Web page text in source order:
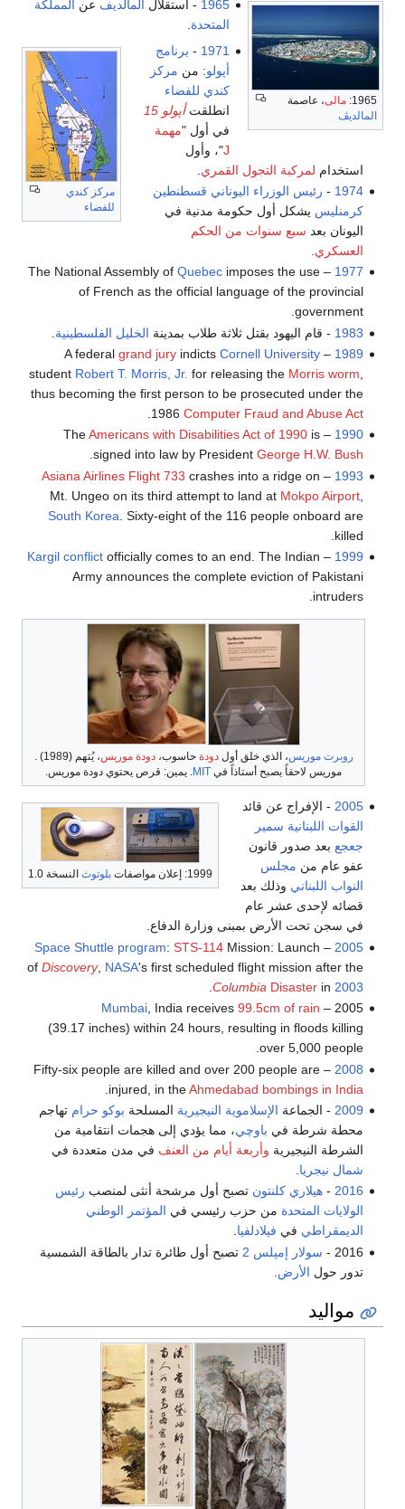
1965: مالى، عاصمة
المالديڤ
1965 - استقلال المالديف عن
المملكة
المتحدة
مركز كندي
للفضاء
1971
- برنامج
أپولو: من مركز
كندي للفضاء
انطلقتأپولو 15
في أول "مهمة
J"، وأول
استخدام لمركبة التجول القمري
1974
- رئيس الوزراء اليوناني قسطنطين
كرمنليس يشكل أول حكومة مدنية في
اليونان بعد سبع سنوات من الحكم
العسكري
1977
– The National Assembly of
Quebecimposes the use
of French as the official language of the provincial
government.
1983 - قام اليهود بقتل ثلاثة طلاب بمدينة الخليل الفلسطينية
1989
– A federal
grand juryindicts Cornell University
student Robert T. Morris, Jr. for releasing the Morris worm
thus becoming the first person to be prosecuted under the
1986 Computer Fraud and Abuse Act
1990
– The
Americans with Disabilities Act of 1990is
signed into law by President George H.W. Bush
.
1993
–
Asiana Airlines Flight 733 crashes into a ridge on
Mt. Ungeo on its third attempt to land at Mokpo Airport,
South Korea . Sixty-eight of the 116 people onboard are
killed.
1999
–
Kargil conflictofficially comes to an end. The Indian
Army announces the complete eviction of Pakistani
intruders.
روبرت موريس، الذي خلق أولدودة حاسوب،دودة موريس
، يُتهم (1989) .
موريس لاحقاً يصبح أستاذاً في MIT. يمين: قرص يحتوي دودة موريس.
1999: إعلان مواصفات بلوتوث النسخة 1.0
2005 - الإفراج عن قائد
القوات اللبنانية سمير
جعجع بعد صدور قانون
عفو عام من مجلس
النواب اللبناني وذلك بعد
قضائه لإحدى عشر عام
في سجن تحت الأرض بمبنى وزارة الدفاع.
2005
–
Space Shuttle program: STS-114Mission: Launch
of Discovery, NASA's first scheduled flight mission after the
Columbia Disasterin 2003
2005 –
Mumbai, India receives 99.5cm of rain
(39.17 inches) within 24 hours, resulting in floods killing
over 5,000 people.
2008
– Fifty-six people are killed and over 200 people are
injured, in theAhmedabad bombings in India
2009 - الجماعة الإسلاموية النيجيرية المسلحة بوكو حرام تهاجم
محطة شرطة في باوچي، مما يؤدي إلى هجمات انتقامية من
الشرطة النيجيرية وأربعة أيام من العنف في مدن متعددة في
شمال نيجريا
2016
-هيلاري كلنتون تصبح أول مرشحة أنثى لمنصب رئيس
الولايات المتحدة من حزب رئيسي في المؤتمر الوطني
الديمقراطي في فيلادلفيا.
2016 -
سولار إمپلس 2
تصبح أول طائرة تدار بالطاقة الشمسية
تدور حول الأرض
مواليد